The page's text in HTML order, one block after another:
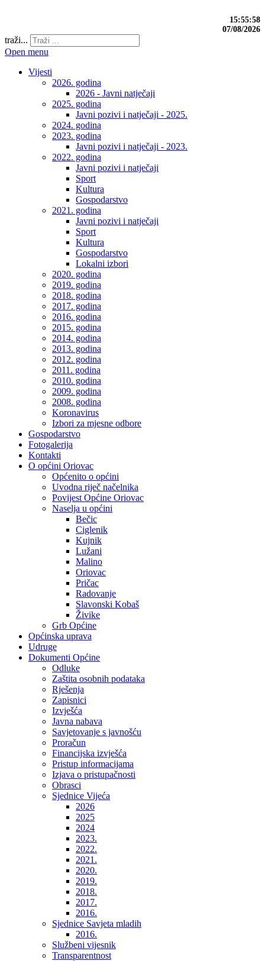
15:56:00
07/08/2026
traži...
Open menu
Vijesti
2026. godina
2026 - Javni natječaji
2025. godina
Javni pozivi i natječaji - 2025.
2024. godina
2023. godina
Javni pozivi i natječaji - 2023.
2022. godina
Javni pozivi i natječaji
Sport
Kultura
Gospodarstvo
2021. godina
Javni pozivi i natječaji
Sport
Kultura
Gospodarstvo
Lokalni izbori
2020. godina
2019. godina
2018. godina
2017. godina
2016. godina
2015. godina
2014. godina
2013. godina
2012. godina
2011. godina
2010. godina
2009. godina
2008. godina
Koronavirus
Izbori za mjesne odbore
Gospodarstvo
Fotogalerija
Kontakti
O općini Oriovac
Općenito o općini
Uvodna riječ načelnika
Povijest Općine Oriovac
Naselja u općini
Bečic
Ciglenik
Kujnik
Lužani
Malino
Oriovac
Pričac
Radovanje
Slavonski Kobaš
Živike
Grb Općine
Općinska uprava
Udruge
Dokumenti Općine
Odluke
Zaštita osobnih podataka
Rješenja
Zapisnici
Izvješća
Javna nabava
Savjetovanje s javnošću
Proračun
Financijska izvješća
Pristup informacijama
Izjava o pristupačnosti
Obrasci
Sjednice Vijeća
2026
2025
2024
2023.
2022.
2021.
2020.
2019.
2018.
2017.
2016.
Sjednice Savjeta mladih
2016.
Službeni vijesnik
Transparentnost